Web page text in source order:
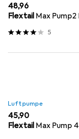
EUR
48,96
Flextail Max Pump2
5
Luftpumpe
EUR
45,90
Flextail Max Pump 4